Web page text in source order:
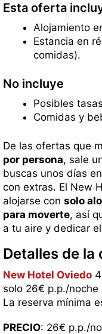
Esta oferta
Alojamiento
Estancia en
comidas).
No incluye
Posibles
Comidas y
De las ofertas que
por persona, sale
buscas unos días
con extras. El New
alojarse con solo
para moverte, así
a tu aire y dedicar
Detalles de la
New Hotel Oviedo
solo 26€ p.p./noche
La reserva mínima
PRECIO: 26€ p.p./